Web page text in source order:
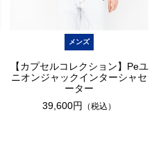
メンズ
【カプセルコレクション】Peユ
ニオンジャックインターシャセ
ーター
39,600円
（税込）